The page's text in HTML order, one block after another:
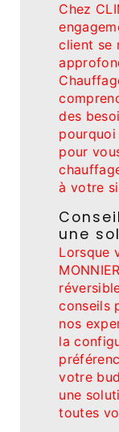
Chez
client se
des
pour
à votre
une
Lorsque
conseils
nos
la
votre
une
toutes